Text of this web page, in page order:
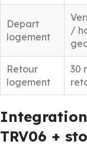
Depart
logement
/
Retour
logement
30
TRV06 +